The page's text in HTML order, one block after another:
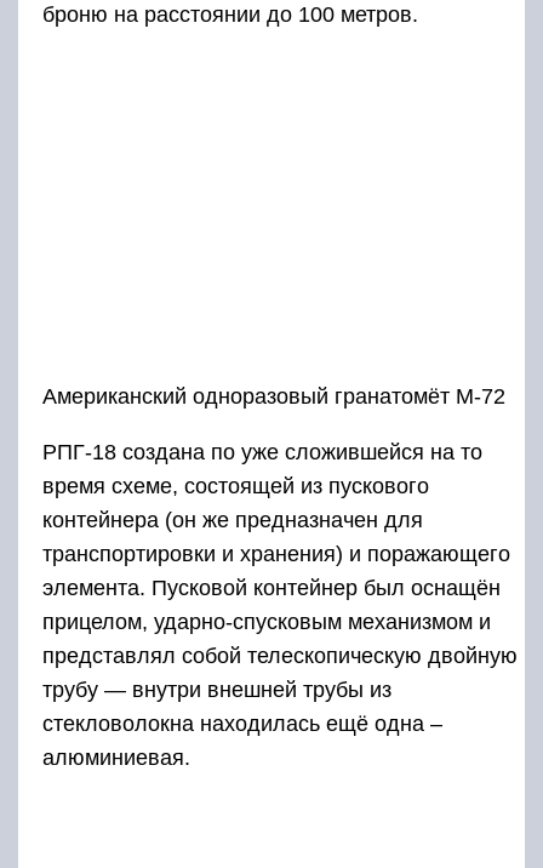
броню на расстоянии до 100 метров.
Американский одноразовый гранатомёт М-72
РПГ-18 создана по уже сложившейся на то
время схеме, состоящей из пускового
контейнера (он же предназначен для
транспортировки и хранения) и поражающего
элемента. Пусковой контейнер был оснащён
прицелом, ударно-спусковым механизмом и
представлял собой телескопическую двойную
трубу — внутри внешней трубы из
стекловолокна находилась ещё одна –
алюминиевая.